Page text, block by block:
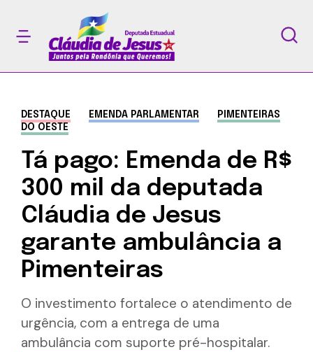
DESTAQUE EMENDA PARLAMENTAR
PIMENTEIRAS
DO OESTE
Tá pago: Emenda de R$
300 mil da deputada
Cláudia de Jesus
garante ambulância a
Pimenteiras
O investimento fortalece o atendimento de
urgência, com a entrega de uma
ambulância com suporte pré-hospitalar.